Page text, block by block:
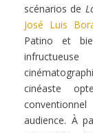
scénarios de
José Luis
Patino et
cinéaste
audience. À